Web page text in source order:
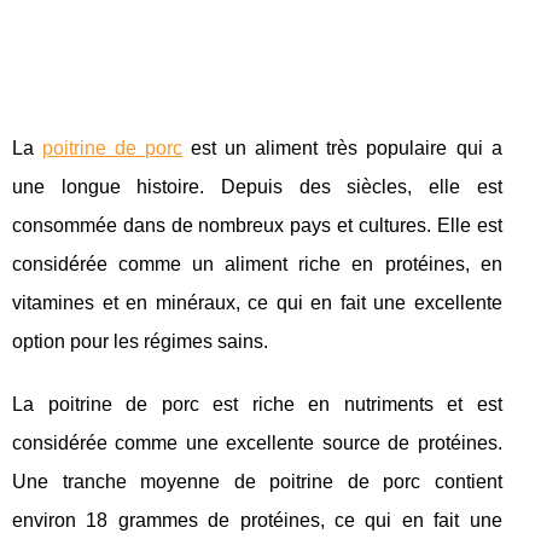
La poitrine de porc est un aliment très populaire qui a
une longue histoire. Depuis des siècles, elle est
consommée dans de nombreux pays et cultures. Elle est
considérée comme un aliment riche en protéines, en
vitamines et en minéraux, ce qui en fait une excellente
option pour les régimes sains.
La poitrine de porc est riche en nutriments et est
considérée comme une excellente source de protéines.
Une tranche moyenne de poitrine de porc contient
environ 18 grammes de protéines, ce qui en fait une